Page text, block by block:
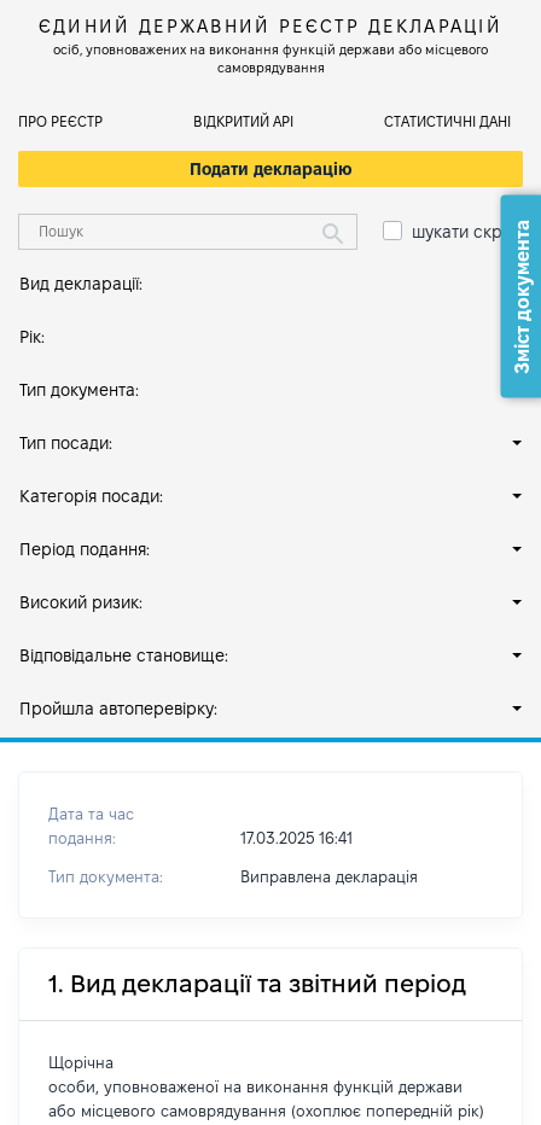
ЄДИНИЙ ДЕРЖАВНИЙ РЕЄСТР ДЕКЛАРАЦІЙ
осіб, уповноважених на виконання функцій держави або місцевого
самоврядування
ПРО РЕЄСТР ВІДКРИТИЙ АРІ СТАТИСТИЧНІ ДАНІ
Подати декларацію
шукати скрізь
Вид декларації:
Рік:
Тип документа:
Тип посади:
Категорія посади:
Період подання:
Високий ризик:
Відповідальне становище:
Пройшла автоперевірку:
Дата та час
подання:
17.03.2025 16:41
Тип документа: Виправлена декларація
1. Вид декларації та звітний період
Щорічна
особи, уповноваженої на виконання функцій держави
або місцевого самоврядування (охоплює попередній рік)
Зміст документа